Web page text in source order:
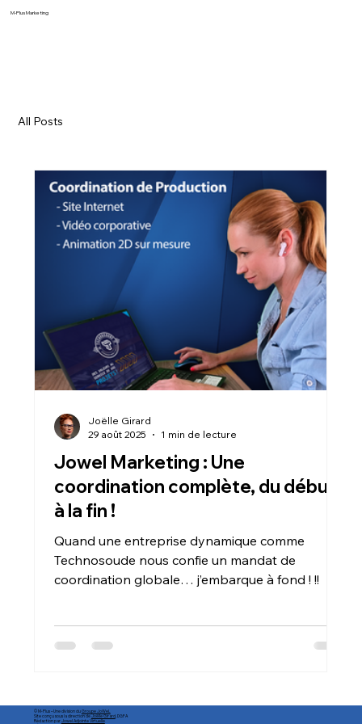
M-Plus Marketing
All Posts
Jowel Marketing : Une
coordination complète, du début
à la fin !
Quand une entreprise dynamique comme
Technosoude nous confie un mandat de
coordination globale… j’embarque à fond ! !!
Joëlle Girard
29 août 2025
1 min de lecture
© M-Plus – Une division duGroupe JoWeL
Site conçu sous la direction deJoëlle Girard
, DGFA
Rédaction parJowel Adjointe Virtuelle